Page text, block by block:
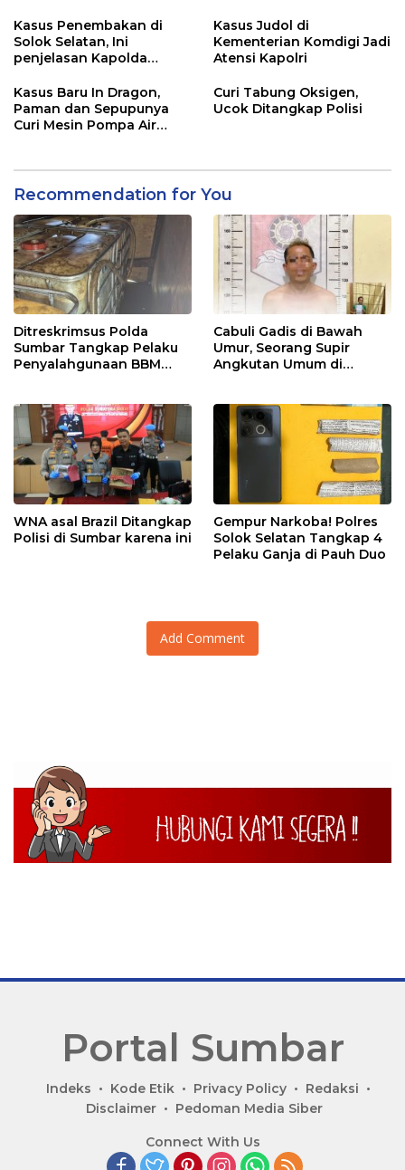
Pengedar Ganja Kering
Kasus Penembakan di
Solok Selatan, Ini
penjelasan Kapolda
Kasus Judol di
Kementerian Komdigi Jadi
Atensi Kapolri
Kasus Baru In Dragon,
Paman dan Sepupunya
Curi Mesin Pompa Air
Curi Tabung Oksigen,
Ucok Ditangkap Polisi
Recommendation for You
Ditreskrimsus Polda
Sumbar Tangkap Pelaku
Penyalahgunaan BBM
Cabuli Gadis di Bawah
Umur, Seorang Supir
Angkutan Umum di
WNA asal Brazil Ditangkap
Polisi di Sumbar karena ini
Gempur Narkoba! Polres
Solok Selatan Tangkap 4
Pelaku Ganja di Pauh Duo
Add Comment
Portal Sumbar
Indeks Kode Etik Privacy Policy
Redaksi
Disclaimer
Pedoman Media Siber
Connect With Us